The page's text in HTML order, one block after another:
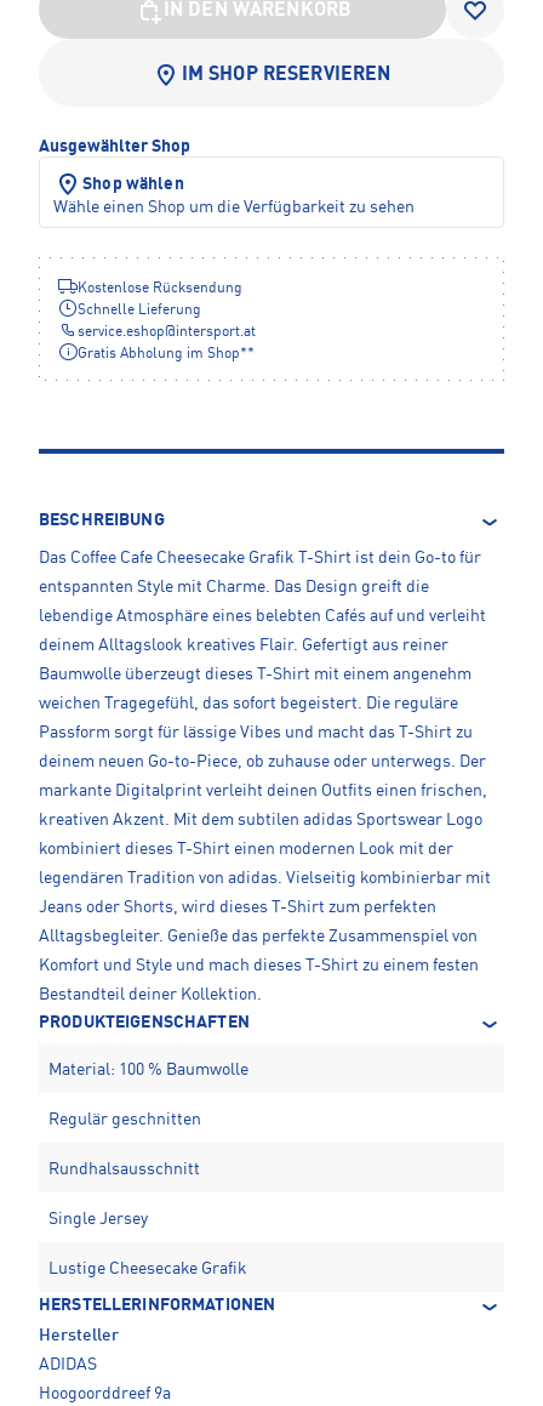
IN DEN WARENKORB
IM SHOP RESERVIEREN
Ausgewählter Shop
Shop wählen
Wähle einen Shop um die Verfügbarkeit zu sehen
Kostenlose Rücksendung
Schnelle Lieferung
service.eshop@intersport.at
Gratis Abholung im Shop**
BESCHREIBUNG
Das Coffee Cafe Cheesecake Grafik T-Shirt ist dein Go-to für
entspannten Style mit Charme. Das Design greift die
lebendige Atmosphäre eines belebten Cafés auf und verleiht
deinem Alltagslook kreatives Flair. Gefertigt aus reiner
Baumwolle überzeugt dieses T-Shirt mit einem angenehm
weichen Tragegefühl, das sofort begeistert. Die reguläre
Passform sorgt für lässige Vibes und macht das T-Shirt zu
deinem neuen Go-to-Piece, ob zuhause oder unterwegs. Der
markante Digitalprint verleiht deinen Outfits einen frischen,
kreativen Akzent. Mit dem subtilen adidas Sportswear Logo
kombiniert dieses T-Shirt einen modernen Look mit der
legendären Tradition von adidas. Vielseitig kombinierbar mit
Jeans oder Shorts, wird dieses T-Shirt zum perfekten
Alltagsbegleiter. Genieße das perfekte Zusammenspiel von
Komfort und Style und mach dieses T-Shirt zu einem festen
Bestandteil deiner Kollektion.
PRODUKTEIGENSCHAFTEN
Material: 100 % Baumwolle
Regulär geschnitten
Rundhalsausschnitt
Single Jersey
Lustige Cheesecake Grafik
HERSTELLERINFORMATIONEN
Hersteller
ADIDAS
Hoogoorddreef 9a